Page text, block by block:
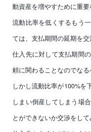
動資産を増やすために重要
流動比率を低くするもう
ては、支払期間の延期を
仕入先に対して支払期間
頼に関わることなのでなる
しかし流動比率が100%を
しまい倒産してしまう場
とができないか交渉をして